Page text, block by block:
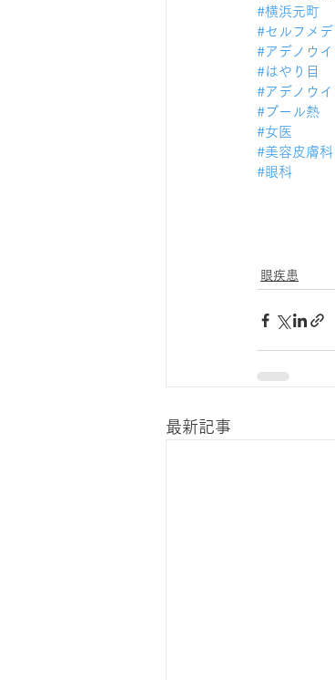
#横浜元町
#セルフメ
#アデノウ
#はやり目
#アデノウ
#プール熱
#女医
#美容皮膚科
#眼科
眼疾患
最新記事